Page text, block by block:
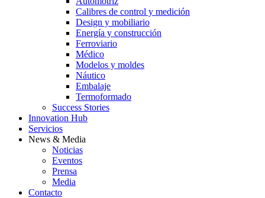
Calibres de control y medición
Design y mobiliario
Energía y construcción
Ferroviario
Médico
Modelos y moldes
Náutico
Embalaje
Termoformado
Success Stories
Innovation Hub
Servicios
News & Media
Noticias
Eventos
Prensa
Media
Contacto